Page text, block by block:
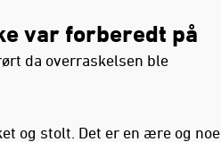
var forberedt på
da overraskelsen ble
og stolt. Det er en ære og noe